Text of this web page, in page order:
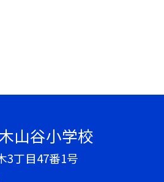
山谷小学校
3丁目47番1号